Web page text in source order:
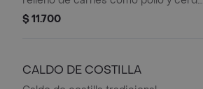
además de huevo, zanahoria, arveja y
$ 11.700
CALDO DE COSTILLA